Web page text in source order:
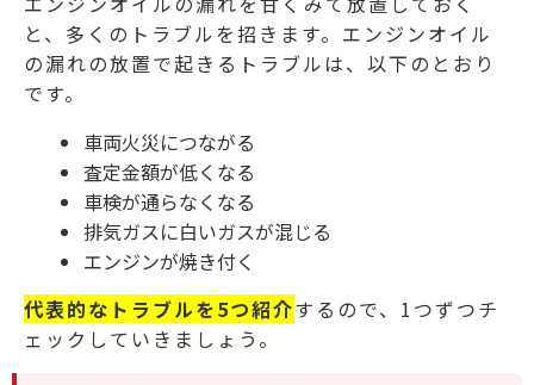
と、多くのトラブルを招きます。 エンジンオイル
の漏れの放置で起きるトラブルは、以下のとおり
です。
車両火災につながる
査定金額が低くなる
車検が通らなくなる
排気ガスに白いガスが混じる
エンジンが焼き付く
代表的なトラブルを5つ紹介するので、1つずつチ
ェックしていきましょう。